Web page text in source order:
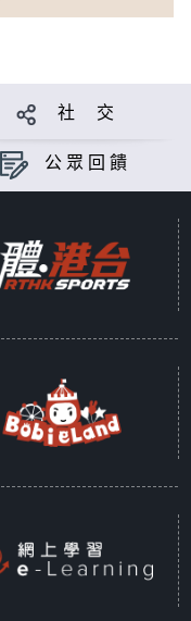
社 交
公眾回饋